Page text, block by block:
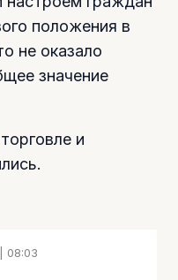
положения в
не оказало
значение
и
08:03